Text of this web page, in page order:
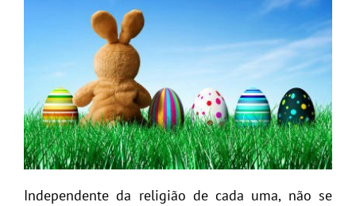
Independente da religião de cada uma, não se